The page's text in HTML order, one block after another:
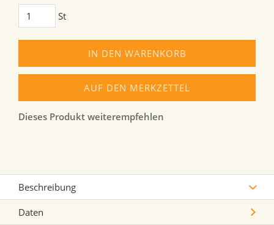
St
IN DEN WARENKORB
AUF DEN MERKZETTEL
Dieses Produkt weiterempfehlen
Beschreibung
Daten